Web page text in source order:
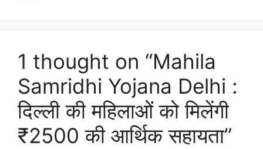
1 thought on “Mahila
Samridhi Yojana Delhi :
दिल्ली की महिलाओं को मिलेंगी
₹2500 की आर्थिक सहायता”